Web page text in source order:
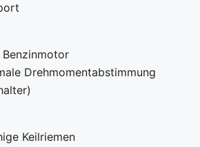
Drehmomentabstimmung
Keilriemen